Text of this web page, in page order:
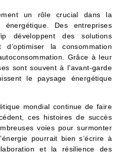
un rôle crucial dans la
Des entreprises
développent des solutions
la consommation
Grâce à leur
sont souvent à l’avant-garde
le paysage énergétique
mondial continue de faire
ces histoires de succès
voies pour surmonter
pourrait bien s’écrire à
et la résilience des